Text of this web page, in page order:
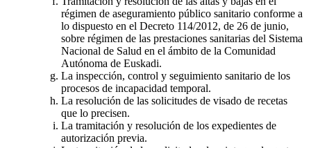
régimen de aseguramiento público sanitario conforme a
lo dispuesto en el Decreto 114/2012, de 26 de junio,
sobre régimen de las prestaciones sanitarias del Sistema
Nacional de Salud en el ámbito de la Comunidad
Autónoma de Euskadi.
La inspección, control y seguimiento sanitario de los
procesos de incapacidad temporal.
La resolución de las solicitudes de visado de recetas
que lo precisen.
La tramitación y resolución de los expedientes de
autorización previa.